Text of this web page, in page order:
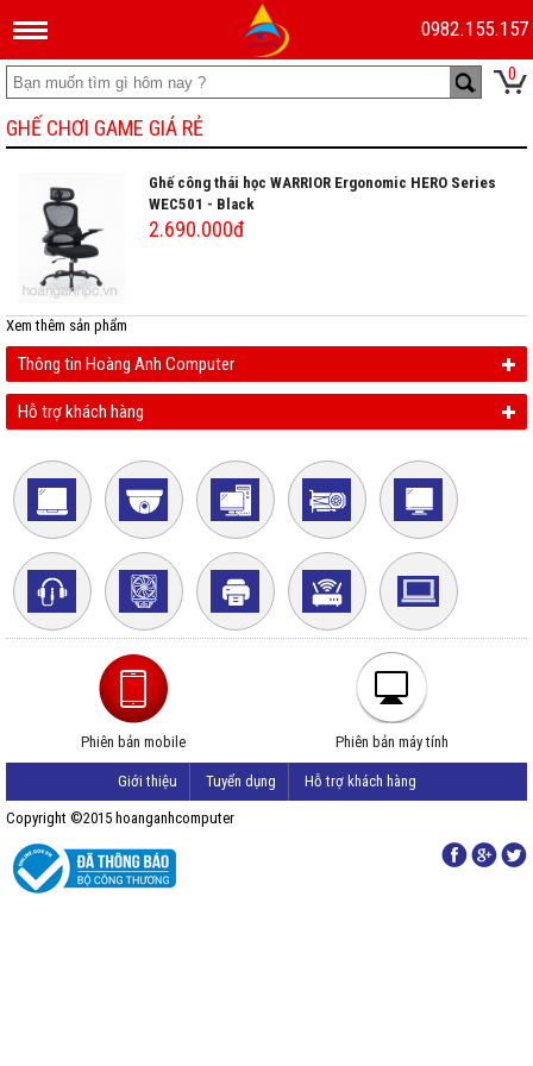
0982.155.157
0
GHẾ CHƠI GAME GIÁ RẺ
Ghế công thái học WARRIOR Ergonomic HERO Series
WEC501 - Black
2.690.000đ
Xem thêm sản phẩm
Thông tin Hoàng Anh Computer
Hỗ trợ khách hàng
Phiên bản mobile Phiên bản máy tính
Giới thiệu Tuyển dụng Hỗ trợ khách hàng
Copyright ©2015 hoanganhcomputer